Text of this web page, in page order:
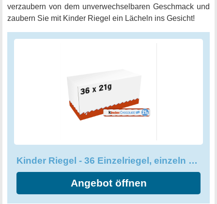
verzaubern von dem unverwechselbaren Geschmack und
zaubern Sie mit Kinder Riegel ein Lächeln ins Gesicht!
Kinder Riegel - 36 Einzelriegel, einzeln verpackte Schokoriegel
Angebot öffnen